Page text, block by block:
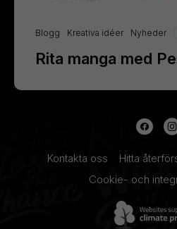
Blogg Kreativa idéer Nyheder
Rita manga med
Kontakta oss Hitta
Cookie- och